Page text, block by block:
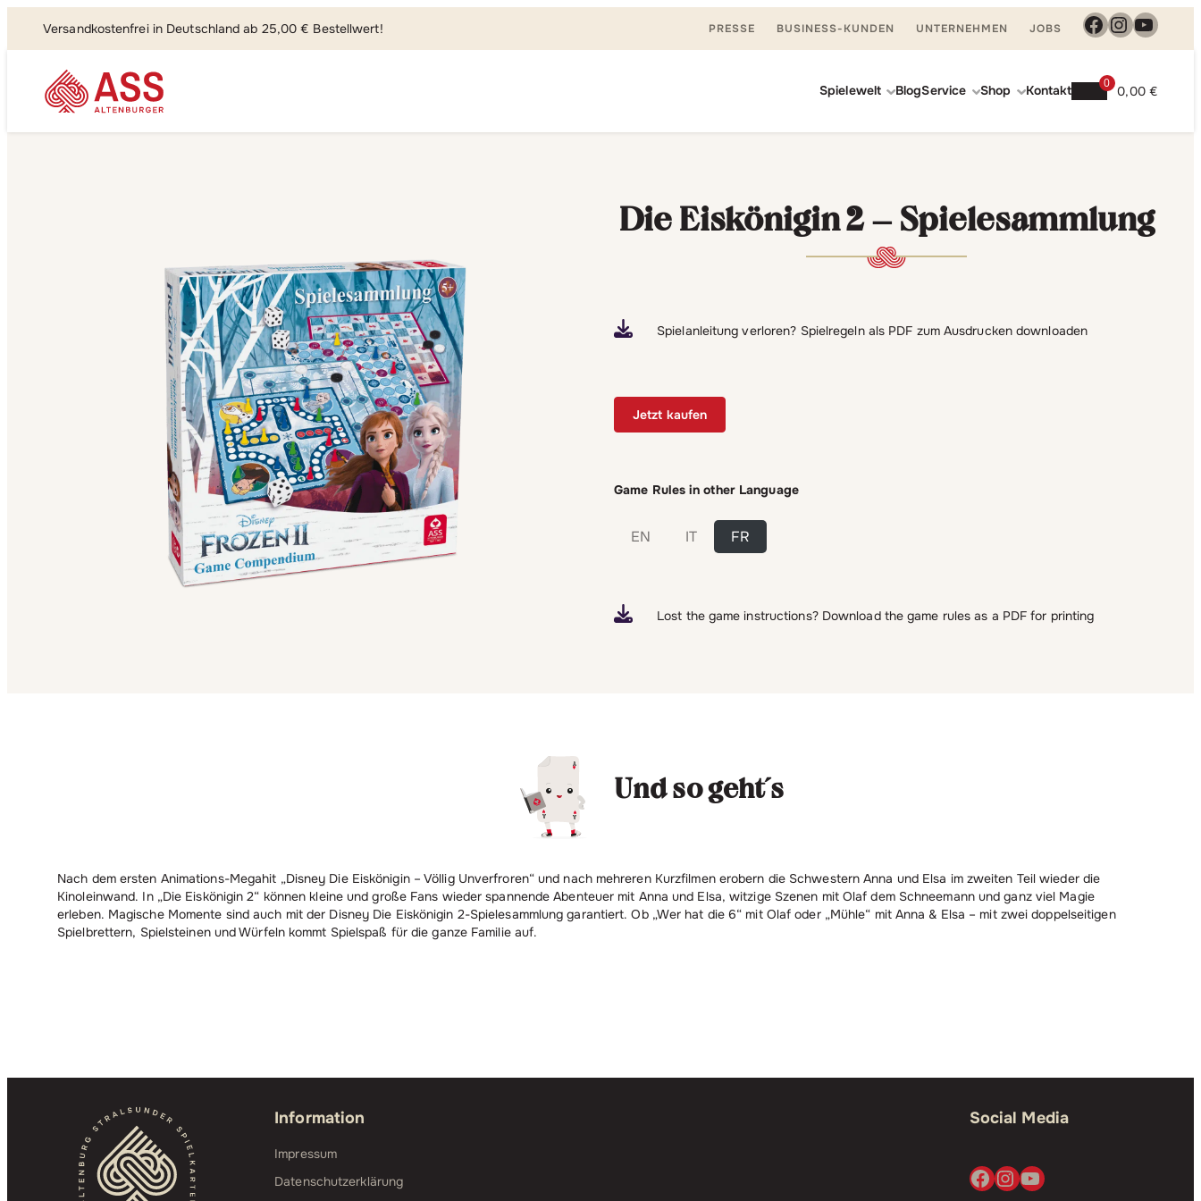
Versandkostenfrei in Deutschland ab 25,00 € Bestellwert! PRESSE BUSINESS-KUNDEN UNTERNEHMEN JOBS Facebook
Spielewelt BlogService Shop Kontakt 0
0,00 €
Die Eiskönigin 2 – Spielesammlung
Spielanleitung verloren? Spielregeln als PDF zum Ausdrucken downloaden
Jetzt kaufen
Game Rules in other Language
EN IT FR
Lost the game instructions? Download the game rules as a PDF for printing
Und so geht´s
Nach dem ersten Animations-Megahit „Disney Die Eiskönigin – Völlig Unverfroren“ und nach mehreren Kurzfilmen erobern die Schwestern Anna und Elsa im zweiten Teil wieder die
Kinoleinwand. In „Die Eiskönigin 2“ können kleine und große Fans wieder spannende Abenteuer mit Anna und Elsa, witzige Szenen mit Olaf dem Schneemann und ganz viel Magie
erleben. Magische Momente sind auch mit der Disney Die Eiskönigin 2-Spielesammlung garantiert. Ob „Wer hat die 6“ mit Olaf oder „Mühle“ mit Anna & Elsa – mit zwei doppelseitigen
Spielbrettern, Spielsteinen und Würfeln kommt Spielspaß für die ganze Familie auf.
Information
Impressum
Datenschutzerklärung
Social Media
Facebook
Instagram
YouTube